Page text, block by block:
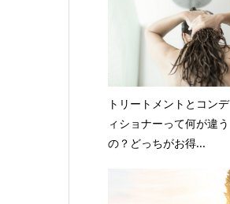
トリートメントとコンデ
ィショナーって何が違う
の？どっちがお得...